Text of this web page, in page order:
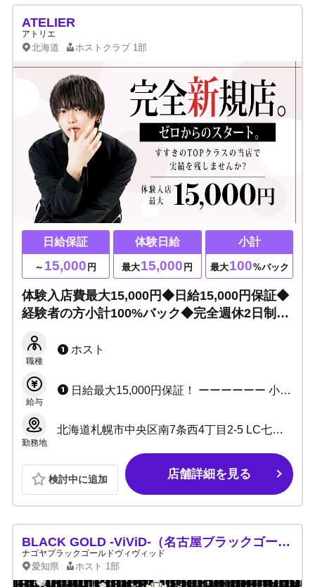
ATELIER
アトリエ
北海道 ホストクラブ 1部
日給保証
～ 15,000 円
体験日給
最大15,000 円
小計
最大100%バック
体験入店費最大15,000円◆日給15,000円保証◆
経験者の方小計100%バック◆完全週休2日制の
せんか？
職種
ホスト
給与
日給最大15,000円保証！ ーーーーーー 小計最大100%バック（経験者の方） 小計歩合56～91%バック (※詳しくはお気軽にお問い合わせください。） ーーーーーー ・日給日払い全額可能 ・入店祝い金あり ・給料350,000円保証 ・経験者の方、移籍金あり（応相談） ーーーーーー ▶各種賞金、手当なども充実しています！
勤務地
北海道札幌市中央区南7条西4丁目2-5 LC七番館 5F
検討中に追加 店舗詳細を見る
BLACK GOLD -ViViD-（名古屋ブラックゴールドヴィヴィッド）
ナゴヤブラックゴールドヴィヴィッド
愛知県 ホスト 1部